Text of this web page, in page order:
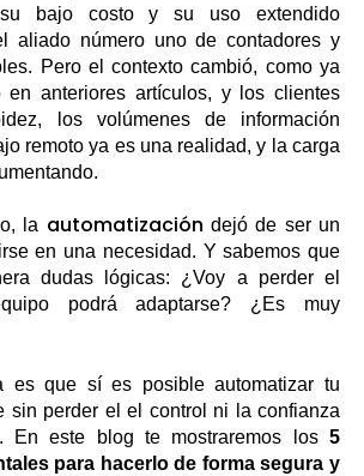
bajo costo y su uso extendido
aliado número uno de contadores y
Pero el contexto cambió, como ya
en anteriores artículos, y los clientes
los volúmenes de información
remoto ya es una realidad, y la carga
la automatización dejó de ser un
en una necesidad. Y sabemos que
dudas lógicas: ¿Voy a perder el
podrá adaptarse? ¿Es muy
es que sí es posible automatizar tu
sin perder el el control ni la confianza
En este blog te mostraremos los 5
para hacerlo de forma segura y